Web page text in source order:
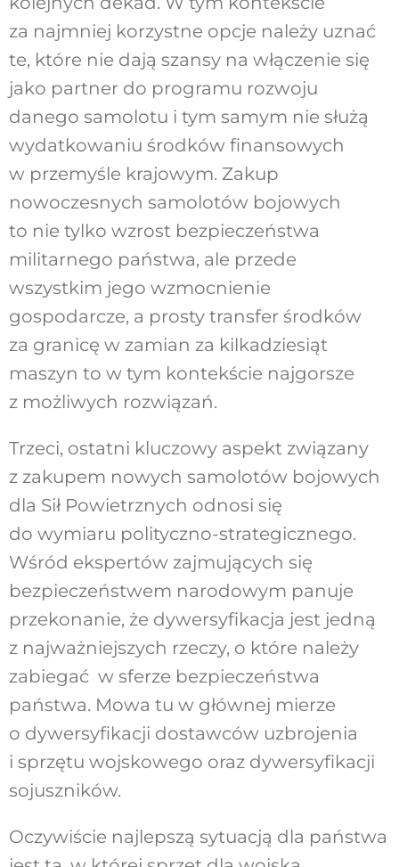
za najmniej korzystne opcje należy uznać
te, które nie dają szansy na włączenie się
jako partner do programu rozwoju
danego samolotu i tym samym nie służą
wydatkowaniu środków finansowych
w przemyśle krajowym. Zakup
nowoczesnych samolotów bojowych
to nie tylko wzrost bezpieczeństwa
militarnego państwa, ale przede
wszystkim jego wzmocnienie
gospodarcze, a prosty transfer środków
za granicę w zamian za kilkadziesiąt
maszyn to w tym kontekście najgorsze
z możliwych rozwiązań.
Trzeci, ostatni kluczowy aspekt związany
z zakupem nowych samolotów bojowych
dla Sił Powietrznych odnosi się
do wymiaru polityczno-strategicznego.
Wśród ekspertów zajmujących się
bezpieczeństwem narodowym panuje
przekonanie, że dywersyfikacja jest jedną
z najważniejszych rzeczy, o które należy
zabiegać w sferze bezpieczeństwa
państwa. Mowa tu w głównej mierze
o dywersyfikacji dostawców uzbrojenia
i sprzętu wojskowego oraz dywersyfikacji
sojuszników.
Oczywiście najlepszą sytuacją dla państwa